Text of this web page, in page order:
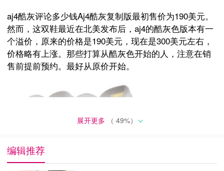
aj4酷灰评论多少钱Aj4酷灰复制版最初售价为190美元。
然而，这双鞋最近在北美发布后，aj4的酷灰色版本有一
个溢价，原来的价格是190美元，现在是300美元左右，
价格略有上涨。那些打算从酷灰色开始的人，注意在销
售前提前预约。最好从原价开始。
展开更多 （ 49%）
编辑推荐